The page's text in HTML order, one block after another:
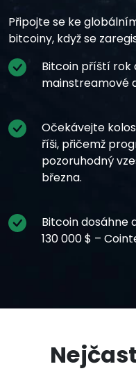
Připojte se ke
bitcoiny, když se
Bitcoin příští rok
mainstreamové
Očekávejte
říši, přičemž
pozoruhodný
března.
Bitcoin dosáhne
130 000 $ –